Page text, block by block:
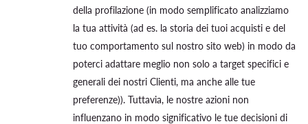
della profilazione (in modo semplificato analizziamo
la tua attività (ad es. la storia dei tuoi acquisti e del
tuo comportamento sul nostro sito web) in modo da
poterci adattare meglio non solo a target specifici e
generali dei nostri Clienti, ma anche alle tue
preferenze)). Tuttavia, le nostre azioni non
influenzano in modo significativo le tue decisioni di